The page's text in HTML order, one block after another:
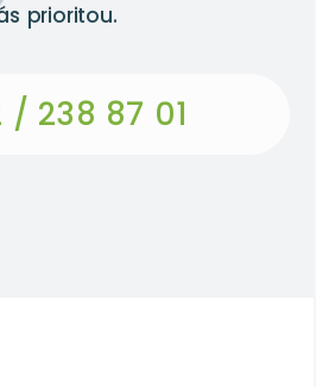
prioritou.
/ 238 87 01